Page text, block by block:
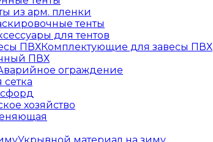
из арм. пленки
тенты
для тентов
Комплектующие для завесы ПВХ
ПВХ
ограждение
хозяйство